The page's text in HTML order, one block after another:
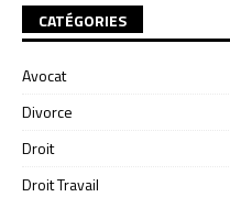
CATÉGORIES
Avocat
Divorce
Droit
Droit Travail